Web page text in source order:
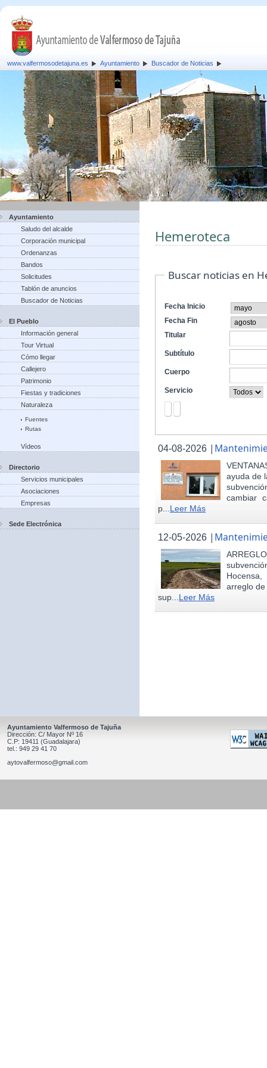
www.valfermosodetajuna.es Ayuntamiento Buscador de Noticias
Ayuntamiento
Saludo del alcalde
Corporación municipal
Ordenanzas
Bandos
Solicitudes
Tablón de anuncios
Buscador de Noticias
El Pueblo
Información general
Tour Virtual
Cómo llegar
Callejero
Patrimonio
Fiestas y tradiciones
Naturaleza
Fuentes
Rutas
Vídeos
Directorio
Servicios municipales
Asociaciones
Empresas
Sede Electrónica
Hemeroteca
Buscar noticias en
Fecha Inicio
Fecha Fin
Titular
Subtítulo
Cuerpo
Servicio
04-08-2026 |
ayuda de
cambiar
p...Leer Más
12-05-2026 |
arreglo
sup... Leer Más
Ayuntamiento Valfermoso de Tajuña
Dirección: C/ Mayor Nº 16
C.P: 19411 (Guadalajara)
tel.: 949 29 41 70
aytovalfermoso@gmail.com